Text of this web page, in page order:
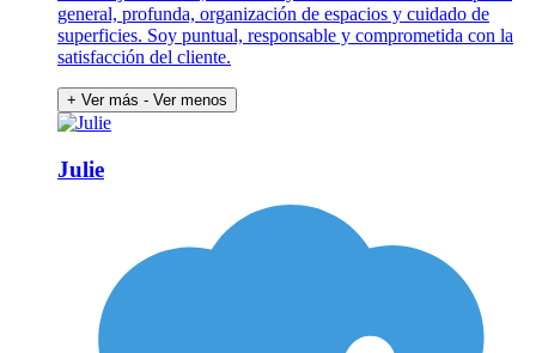
general, profunda, organización de espacios y cuidado de
superficies. Soy puntual, responsable y comprometida con la
satisfacción del cliente.
+ Ver más - Ver menos
Julie